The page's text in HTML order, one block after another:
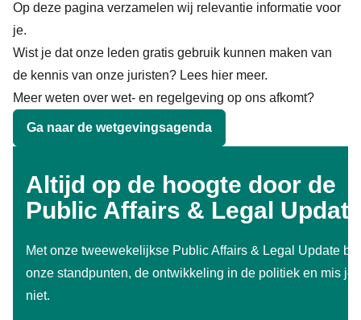
Op deze pagina verzamelen wij relevantie informatie voor
je.
Wist je dat onze leden gratis gebruik kunnen maken van
de kennis van onze juristen? Lees hier meer.
Meer weten over wet- en regelgeving op ons afkomt?
Ga naar de wetgevingsagenda
Altijd op de hoogte door de
Public Affairs & Legal
Met onze tweewekelijkse Public Affairs & Legal Update
onze standpunten, de ontwikkeling in de politiek en mis
niet.